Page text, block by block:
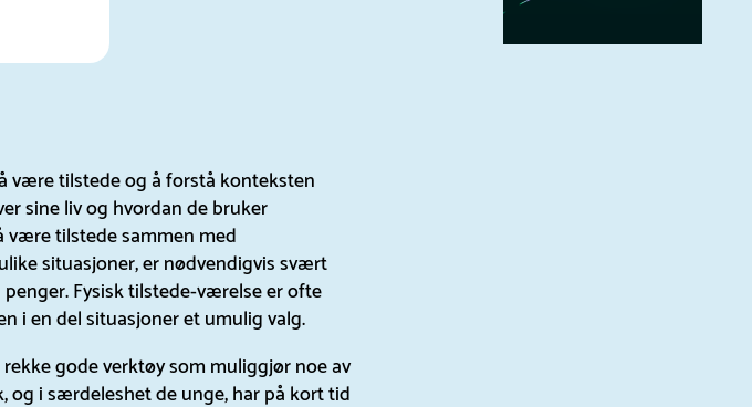
være tilstede og å forstå konteksten
sine liv og hvordan de bruker
tilstede sammen med
situasjoner, er nødvendigvis svært
Fysisk tilstede-værelse er ofte
i en del situasjoner et umulig valg.
gode verktøy som muliggjør noe av
i særdeleshet de unge, har på kort tid